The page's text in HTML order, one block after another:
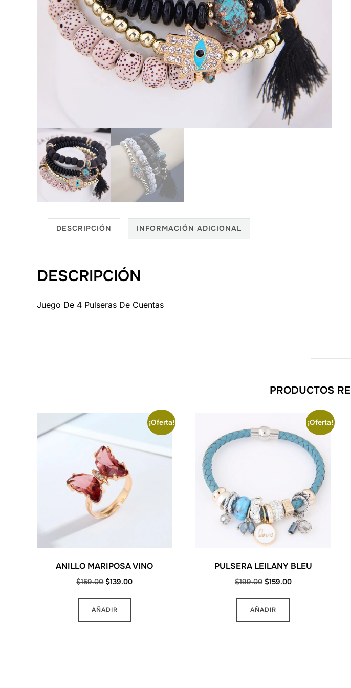
DESCRIPCIÓN INFORMACIÓN ADICIONAL
DESCRIPCIÓN
Juego De 4 Pulseras De Cuentas
PRODUCTOS
¡Oferta!
ANILLO MARIPOSA VINO
$159.00 Original
was:
$139.00Current
AÑADIR
¡Oferta!
PULSERA LEILANY BLEU
$199.00 Original
was:
$159.00Current
AÑADIR